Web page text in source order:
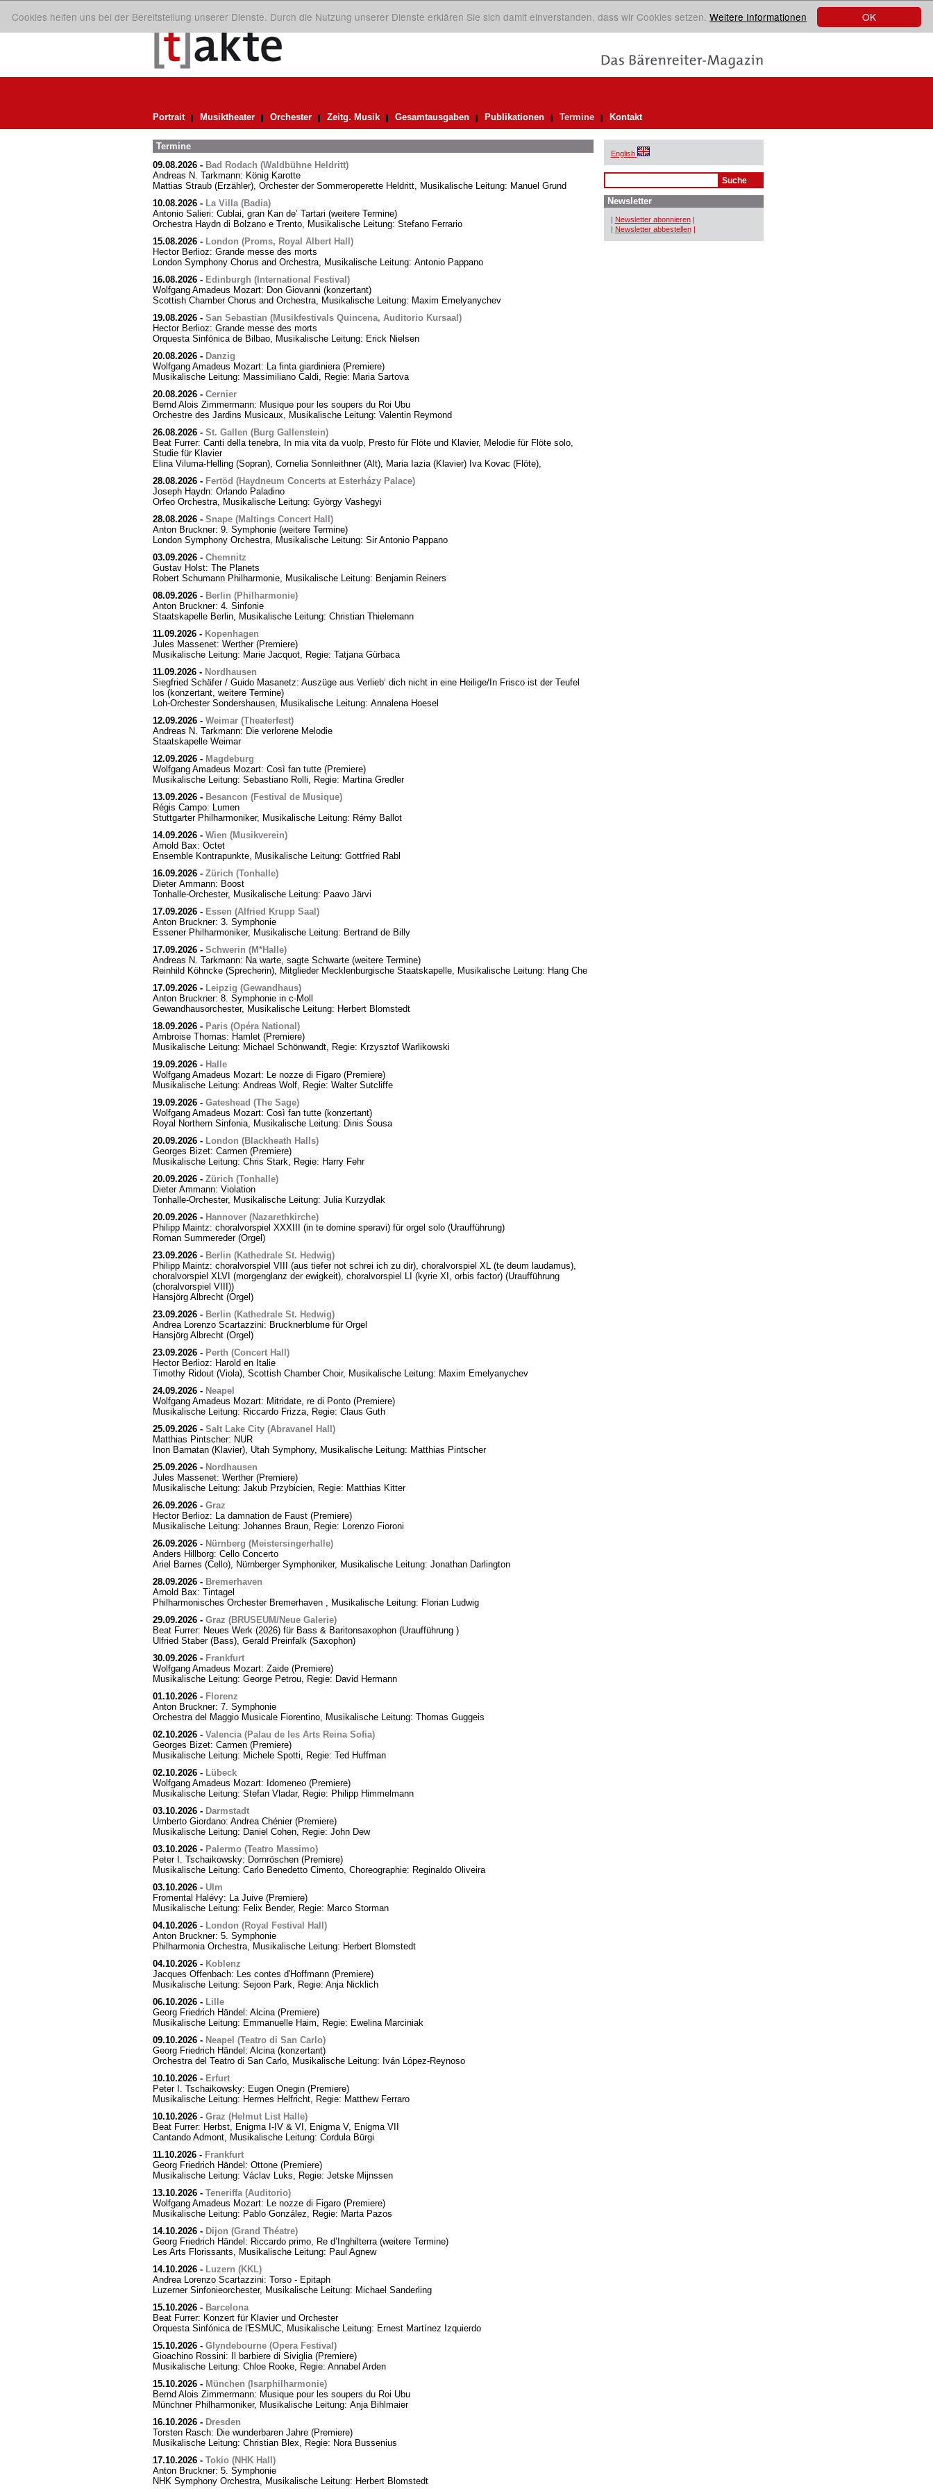
OK
Cookies helfen uns bei der Bereitstellung unserer Dienste. Durch die Nutzung unserer Dienste erklären Sie sich damit einverstanden, dass wir Cookies setzen. Weitere Informationen
Portrait Musiktheater Orchester Zeitg. Musik Gesamtausgaben Publikationen Termine Kontakt
Termine
09.08.2026- Bad Rodach (Waldbühne Heldritt)
Andreas N. Tarkmann: König Karotte
Mattias Straub (Erzähler), Orchester der Sommeroperette Heldritt, Musikalische Leitung: Manuel Grund
10.08.2026- La Villa (Badia)
Antonio Salieri: Cublai, gran Kan de’ Tartari (weitere Termine)
Orchestra Haydn di Bolzano e Trento, Musikalische Leitung: Stefano Ferrario
15.08.2026- London (Proms, Royal Albert Hall)
Hector Berlioz: Grande messe des morts
London Symphony Chorus and Orchestra, Musikalische Leitung: Antonio Pappano
16.08.2026- Edinburgh (International Festival)
Wolfgang Amadeus Mozart: Don Giovanni (konzertant)
Scottish Chamber Chorus and Orchestra, Musikalische Leitung: Maxim Emelyanychev
19.08.2026- San Sebastian (Musikfestivals Quincena, Auditorio Kursaal)
Hector Berlioz: Grande messe des morts
Orquesta Sinfónica de Bilbao, Musikalische Leitung: Erick Nielsen
20.08.2026- Danzig
Wolfgang Amadeus Mozart: La finta giardiniera (Premiere)
Musikalische Leitung: Massimiliano Caldi, Regie: Maria Sartova
20.08.2026- Cernier
Bernd Alois Zimmermann: Musique pour les soupers du Roi Ubu
Orchestre des Jardins Musicaux, Musikalische Leitung: Valentin Reymond
26.08.2026- St. Gallen (Burg Gallenstein)
Beat Furrer: Canti della tenebra, In mia vita da vuolp, Presto für Flöte und Klavier, Melodie für Flöte solo,
Studie für Klavier
Elina Viluma-Helling (Sopran), Cornelia Sonnleithner (Alt), Maria Iazia (Klavier) Iva Kovac (Flöte),
28.08.2026- Fertöd (Haydneum Concerts at Esterházy Palace)
Joseph Haydn: Orlando Paladino
Orfeo Orchestra, Musikalische Leitung: György Vashegyi
28.08.2026- Snape (Maltings Concert Hall)
Anton Bruckner: 9. Symphonie (weitere Termine)
London Symphony Orchestra, Musikalische Leitung: Sir Antonio Pappano
03.09.2026- Chemnitz
Gustav Holst: The Planets
Robert Schumann Philharmonie, Musikalische Leitung: Benjamin Reiners
08.09.2026- Berlin (Philharmonie)
Anton Bruckner: 4. Sinfonie
Staatskapelle Berlin, Musikalische Leitung: Christian Thielemann
11.09.2026- Kopenhagen
Jules Massenet: Werther (Premiere)
Musikalische Leitung: Marie Jacquot, Regie: Tatjana Gürbaca
11.09.2026- Nordhausen
Siegfried Schäfer / Guido Masanetz: Auszüge aus Verlieb‘ dich nicht in eine Heilige/In Frisco ist der Teufel
los (konzertant, weitere Termine)
Loh-Orchester Sondershausen, Musikalische Leitung: Annalena Hoesel
12.09.2026- Weimar (Theaterfest)
Andreas N. Tarkmann: Die verlorene Melodie
Staatskapelle Weimar
12.09.2026- Magdeburg
Wolfgang Amadeus Mozart: Così fan tutte (Premiere)
Musikalische Leitung: Sebastiano Rolli, Regie: Martina Gredler
13.09.2026- Besancon (Festival de Musique)
Régis Campo: Lumen
Stuttgarter Philharmoniker, Musikalische Leitung: Rémy Ballot
14.09.2026- Wien (Musikverein)
Arnold Bax: Octet
Ensemble Kontrapunkte, Musikalische Leitung: Gottfried Rabl
16.09.2026- Zürich (Tonhalle)
Dieter Ammann: Boost
Tonhalle-Orchester, Musikalische Leitung: Paavo Järvi
17.09.2026- Essen (Alfried Krupp Saal)
Anton Bruckner: 3. Symphonie
Essener Philharmoniker, Musikalische Leitung: Bertrand de Billy
17.09.2026- Schwerin (M*Halle)
Andreas N. Tarkmann: Na warte, sagte Schwarte (weitere Termine)
Reinhild Köhncke (Sprecherin), Mitglieder Mecklenburgische Staatskapelle, Musikalische Leitung: Hang Che
17.09.2026- Leipzig (Gewandhaus)
Anton Bruckner: 8. Symphonie in c-Moll
Gewandhausorchester, Musikalische Leitung: Herbert Blomstedt
18.09.2026- Paris (Opéra National)
Ambroise Thomas: Hamlet (Premiere)
Musikalische Leitung: Michael Schönwandt, Regie: Krzysztof Warlikowski
19.09.2026- Halle
Wolfgang Amadeus Mozart: Le nozze di Figaro (Premiere)
Musikalische Leitung: Andreas Wolf, Regie: Walter Sutcliffe
19.09.2026- Gateshead (The Sage)
Wolfgang Amadeus Mozart: Così fan tutte (konzertant)
Royal Northern Sinfonia, Musikalische Leitung: Dinis Sousa
20.09.2026- London (Blackheath Halls)
Georges Bizet: Carmen (Premiere)
Musikalische Leitung: Chris Stark, Regie: Harry Fehr
20.09.2026- Zürich (Tonhalle)
Dieter Ammann: Violation
Tonhalle-Orchester, Musikalische Leitung: Julia Kurzydlak
20.09.2026- Hannover (Nazarethkirche)
Philipp Maintz: choralvorspiel XXXIII (in te domine speravi) für orgel solo (Uraufführung)
Roman Summereder (Orgel)
23.09.2026- Berlin (Kathedrale St. Hedwig)
Philipp Maintz: choralvorspiel VIII (aus tiefer not schrei ich zu dir), choralvorspiel XL (te deum laudamus),
choralvorspiel XLVI (morgenglanz der ewigkeit), choralvorspiel LI (kyrie XI, orbis factor) (Uraufführung
(choralvorspiel VIII))
Hansjörg Albrecht (Orgel)
23.09.2026- Berlin (Kathedrale St. Hedwig)
Andrea Lorenzo Scartazzini: Brucknerblume für Orgel
Hansjörg Albrecht (Orgel)
23.09.2026- Perth (Concert Hall)
Hector Berlioz: Harold en Italie
Timothy Ridout (Viola), Scottish Chamber Choir, Musikalische Leitung: Maxim Emelyanychev
24.09.2026- Neapel
Wolfgang Amadeus Mozart: Mitridate, re di Ponto (Premiere)
Musikalische Leitung: Riccardo Frizza, Regie: Claus Guth
25.09.2026- Salt Lake City (Abravanel Hall)
Matthias Pintscher: NUR
Inon Barnatan (Klavier), Utah Symphony, Musikalische Leitung: Matthias Pintscher
25.09.2026- Nordhausen
Jules Massenet: Werther (Premiere)
Musikalische Leitung: Jakub Przybicien, Regie: Matthias Kitter
26.09.2026- Graz
Hector Berlioz: La damnation de Faust (Premiere)
Musikalische Leitung: Johannes Braun, Regie: Lorenzo Fioroni
26.09.2026- Nürnberg (Meistersingerhalle)
Anders Hillborg: Cello Concerto
Ariel Barnes (Cello), Nürnberger Symphoniker, Musikalische Leitung: Jonathan Darlington
28.09.2026- Bremerhaven
Arnold Bax: Tintagel
Philharmonisches Orchester Bremerhaven , Musikalische Leitung: Florian Ludwig
29.09.2026- Graz (BRUSEUM/Neue Galerie)
Beat Furrer: Neues Werk (2026) für Bass & Baritonsaxophon (Uraufführung )
Ulfried Staber (Bass), Gerald Preinfalk (Saxophon)
30.09.2026- Frankfurt
Wolfgang Amadeus Mozart: Zaide (Premiere)
Musikalische Leitung: George Petrou, Regie: David Hermann
01.10.2026- Florenz
Anton Bruckner: 7. Symphonie
Orchestra del Maggio Musicale Fiorentino, Musikalische Leitung: Thomas Guggeis
02.10.2026- Valencia (Palau de les Arts Reina Sofia)
Georges Bizet: Carmen (Premiere)
Musikalische Leitung: Michele Spotti, Regie: Ted Huffman
02.10.2026- Lübeck
Wolfgang Amadeus Mozart: Idomeneo (Premiere)
Musikalische Leitung: Stefan Vladar, Regie: Philipp Himmelmann
03.10.2026- Darmstadt
Umberto Giordano: Andrea Chénier (Premiere)
Musikalische Leitung: Daniel Cohen, Regie: John Dew
03.10.2026- Palermo (Teatro Massimo)
Peter I. Tschaikowsky: Dornröschen (Premiere)
Musikalische Leitung: Carlo Benedetto Cimento, Choreographie: Reginaldo Oliveira
03.10.2026- Ulm
Fromental Halévy: La Juive (Premiere)
Musikalische Leitung: Felix Bender, Regie: Marco Storman
04.10.2026- London (Royal Festival Hall)
Anton Bruckner: 5. Symphonie
Philharmonia Orchestra, Musikalische Leitung: Herbert Blomstedt
04.10.2026- Koblenz
Jacques Offenbach: Les contes d'Hoffmann (Premiere)
Musikalische Leitung: Sejoon Park, Regie: Anja Nicklich
06.10.2026- Lille
Georg Friedrich Händel: Alcina (Premiere)
Musikalische Leitung: Emmanuelle Haim, Regie: Ewelina Marciniak
09.10.2026- Neapel (Teatro di San Carlo)
Georg Friedrich Händel: Alcina (konzertant)
Orchestra del Teatro di San Carlo, Musikalische Leitung: Iván López-Reynoso
10.10.2026- Erfurt
Peter I. Tschaikowsky: Eugen Onegin (Premiere)
Musikalische Leitung: Hermes Helfricht, Regie: Matthew Ferraro
10.10.2026- Graz (Helmut List Halle)
Beat Furrer: Herbst, Enigma I-IV & VI, Enigma V, Enigma VII
Cantando Admont, Musikalische Leitung: Cordula Bürgi
11.10.2026- Frankfurt
Georg Friedrich Händel: Ottone (Premiere)
Musikalische Leitung: Václav Luks, Regie: Jetske Mijnssen
13.10.2026- Teneriffa (Auditorio)
Wolfgang Amadeus Mozart: Le nozze di Figaro (Premiere)
Musikalische Leitung: Pablo González, Regie: Marta Pazos
14.10.2026- Dijon (Grand Théatre)
Georg Friedrich Händel: Riccardo primo, Re d’Inghilterra (weitere Termine)
Les Arts Florissants, Musikalische Leitung: Paul Agnew
14.10.2026- Luzern (KKL)
Andrea Lorenzo Scartazzini: Torso - Epitaph
Luzerner Sinfonieorchester, Musikalische Leitung: Michael Sanderling
15.10.2026- Barcelona
Beat Furrer: Konzert für Klavier und Orchester
Orquesta Sinfónica de l'ESMUC, Musikalische Leitung: Ernest Martínez Izquierdo
15.10.2026- Glyndebourne (Opera Festival)
Gioachino Rossini: Il barbiere di Siviglia (Premiere)
Musikalische Leitung: Chloe Rooke, Regie: Annabel Arden
15.10.2026- München (Isarphilharmonie)
Bernd Alois Zimmermann: Musique pour les soupers du Roi Ubu
Münchner Philharmoniker, Musikalische Leitung: Anja Bihlmaier
16.10.2026- Dresden
Torsten Rasch: Die wunderbaren Jahre (Premiere)
Musikalische Leitung: Christian Blex, Regie: Nora Bussenius
17.10.2026- Tokio (NHK Hall)
Anton Bruckner: 5. Symphonie
NHK Symphony Orchestra, Musikalische Leitung: Herbert Blomstedt
English
Newsletter
| Newsletter abonnieren |
| Newsletter abbestellen |